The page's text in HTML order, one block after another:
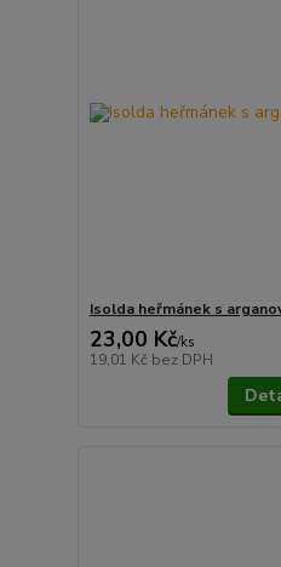
Isolda heřmánek s
23,00 Kč/ks
19,01 Kč bez DPH